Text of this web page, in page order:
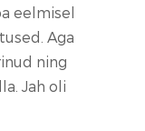
eelmisel
Aga
ning
Jah oli